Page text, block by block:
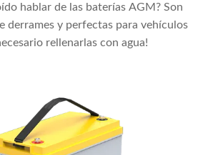
hablar de las baterías AGM? Son
derrames y perfectas para vehículos
rellenarlas con agua!